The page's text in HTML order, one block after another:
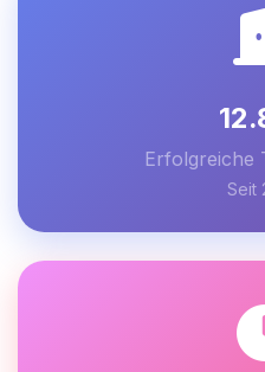
Erfolgreiche
Seit